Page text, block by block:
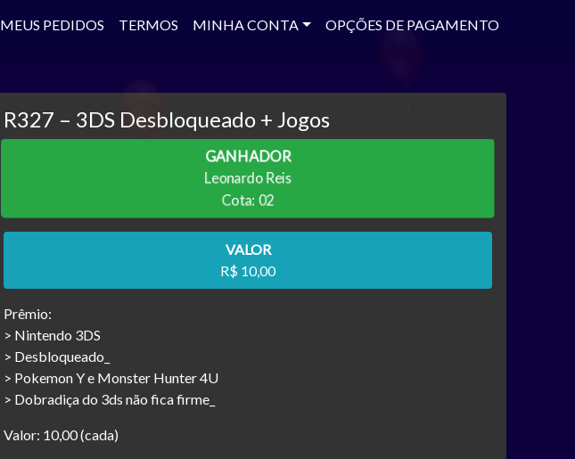
MEUS PEDIDOS TERMOS MINHA CONTA OPÇÕES DE PAGAMENTO
R327 – 3DS Desbloqueado + Jogos
GANHADOR
Leonardo Reis
Cota: 02
VALOR
R$ 10,00
Prêmio:
> Nintendo 3DS
> Desbloqueado_
> Pokemon Y e Monster Hunter 4U
> Dobradiça do 3ds não fica firme_
Valor: 10,00 (cada)